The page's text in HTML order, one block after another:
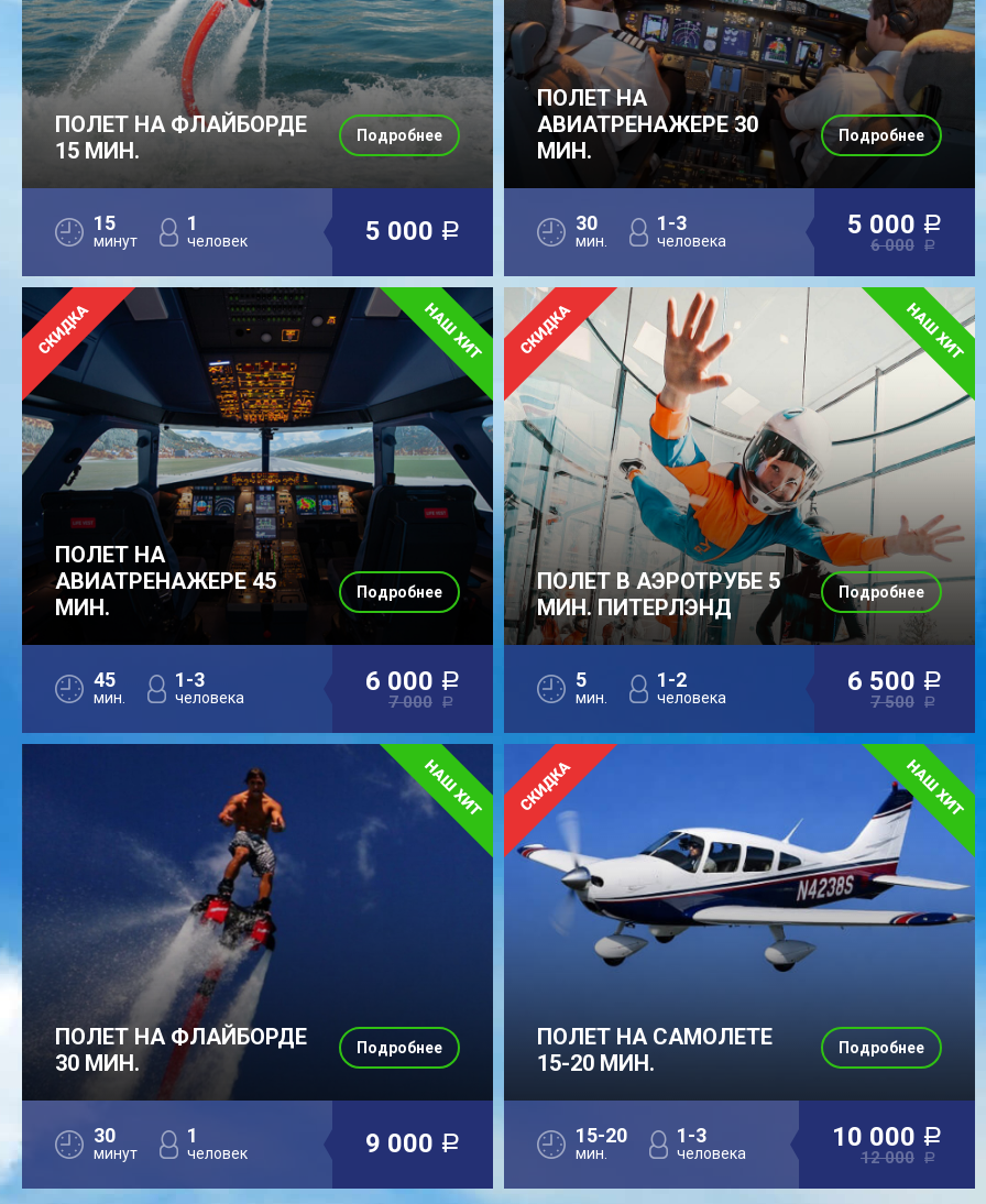
ПОЛЕТ НА ФЛАЙБОРДЕ
15 МИН.
15
минут
1
человек 5 000 a
Подробнее
ПОЛЕТ НА
АВИАТРЕНАЖЕРЕ 30
МИН.
30
мин.
1-3
человека
5 000 a
6 000 a
Подробнее
ПОЛЕТ НА
АВИАТРЕНАЖЕРЕ 45
МИН.
45
мин.
1-3
человека
6 000 a
7 000 a
Подробнее
ПОЛЕТ В АЭРОТРУБЕ 5
МИН. ПИТЕРЛЭНД
5
мин.
1-2
человека
6 500 a
7 500 a
Подробнее
ПОЛЕТ НА ФЛАЙБОРДЕ
30 МИН.
30
минут
1
человек 9 000 a
Подробнее
ПОЛЕТ НА САМОЛЕТЕ
15-20 МИН.
15-20
мин.
1-3
человека
10 000 a
12 000 a
Подробнее